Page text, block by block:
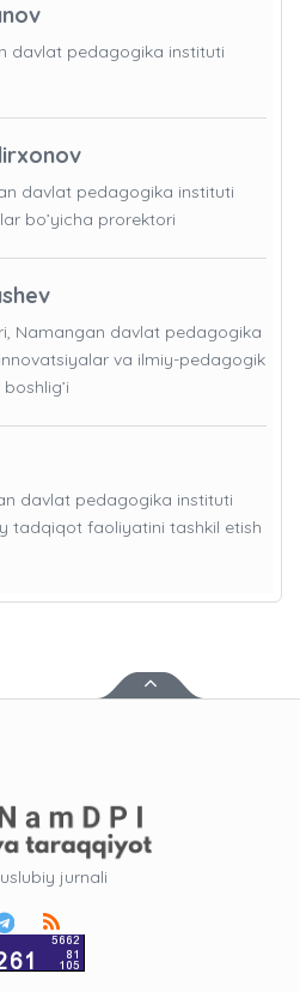
davlat pedagogika instituti
davlat pedagogika instituti
bo’yicha prorektori
Namangan davlat pedagogika
va ilmiy-pedagogik
davlat pedagogika instituti
tadqiqot faoliyatini tashkil etish
jurnali